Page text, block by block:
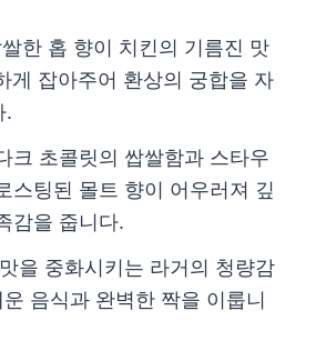
한 홉 향이 치킨의 기름진 맛
게 잡아주어 환상의 궁합을 자
.
크 초콜릿의 쌉쌀함과 스타우
스팅된 몰트 향이 어우러져 깊
감을 줍니다.
을 중화시키는 라거의 청량감
운 음식과 완벽한 짝을 이룹니